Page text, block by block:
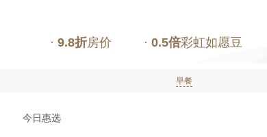
· 9.8折房价 · 0.5倍彩虹如愿豆
早餐
今日惠选